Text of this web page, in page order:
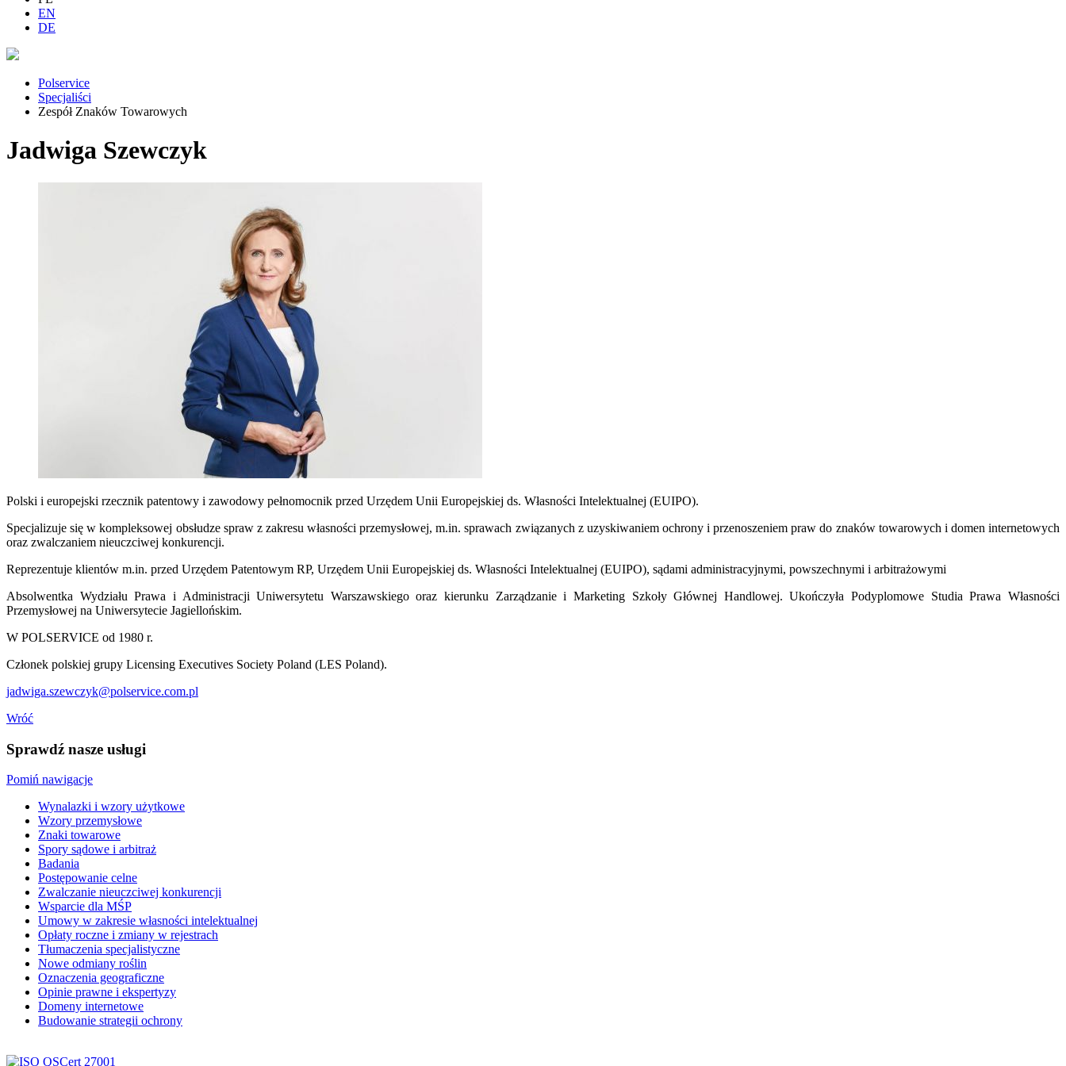
EN
DE
Polservice
Specjaliści
Zespół Znaków Towarowych
Jadwiga Szewczyk
Polski i europejski rzecznik patentowy i zawodowy pełnomocnik przed Urzędem Unii Europejskiej ds. Własności Intelektualnej (EUIPO).
Specjalizuje się w kompleksowej obsłudze spraw z zakresu własności przemysłowej, m.in. sprawach związanych z uzyskiwaniem ochrony i przenoszeniem praw do znaków towarowych i domen internetowych
oraz zwalczaniem nieuczciwej konkurencji.
Reprezentuje klientów m.in. przed Urzędem Patentowym RP, Urzędem Unii Europejskiej ds. Własności Intelektualnej (EUIPO), sądami administracyjnymi, powszechnymi i arbitrażowymi
Absolwentka Wydziału Prawa i Administracji Uniwersytetu Warszawskiego oraz kierunku Zarządzanie i Marketing Szkoły Głównej Handlowej. Ukończyła Podyplomowe Studia Prawa Własności
Przemysłowej na Uniwersytecie Jagiellońskim.
W POLSERVICE od 1980 r.
Członek polskiej grupy Licensing Executives Society Poland (LES Poland).
jadwiga.szewczyk@polservice.com.pl
Wróć
Sprawdź nasze usługi
Pomiń nawigacje
Wynalazki i wzory użytkowe
Wzory przemysłowe
Znaki towarowe
Spory sądowe i arbitraż
Badania
Postępowanie celne
Zwalczanie nieuczciwej konkurencji
Wsparcie dla MŚP
Umowy w zakresie własności intelektualnej
Opłaty roczne i zmiany w rejestrach
Tłumaczenia specjalistyczne
Nowe odmiany roślin
Oznaczenia geograficzne
Opinie prawne i ekspertyzy
Domeny internetowe
Budowanie strategii ochrony